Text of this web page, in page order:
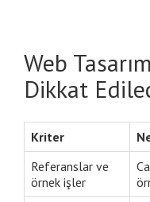
Web
Dikkat
Kriter
Referanslar ve
örnek işler